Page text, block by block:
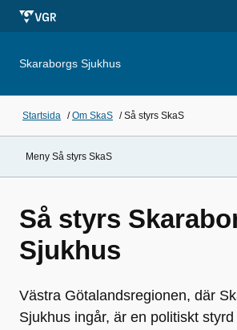
Skaraborgs Sjukhus
Startsida /Om SkaS /Så styrs SkaS
Meny Så styrs SkaS
Så styrs
Sjukhus
Västra Götalandsregionen, där
Sjukhus ingår, är en politiskt